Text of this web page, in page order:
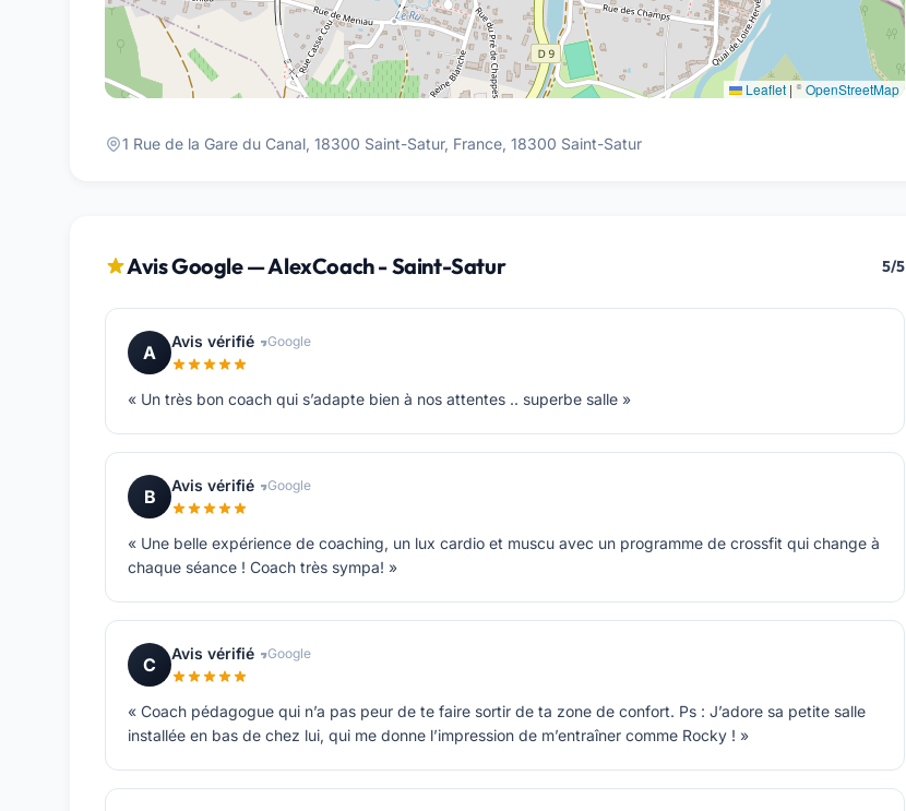
Leaflet | ©OpenStreetMap
1 Rue de la Gare du Canal, 18300 Saint-Satur, France, 18300 Saint-Satur
Avis Google — AlexCoach - Saint-Satur 5/5
A
Avis vérifié Google
« Un très bon coach qui s’adapte bien à nos attentes .. superbe salle »
B
Avis vérifié Google
« Une belle expérience de coaching, un lux cardio et muscu avec un programme de crossfit qui change à
chaque séance ! Coach très sympa! »
C
Avis vérifié Google
« Coach pédagogue qui n’a pas peur de te faire sortir de ta zone de confort. Ps : J’adore sa petite salle
installée en bas de chez lui, qui me donne l’impression de m’entraîner comme Rocky ! »